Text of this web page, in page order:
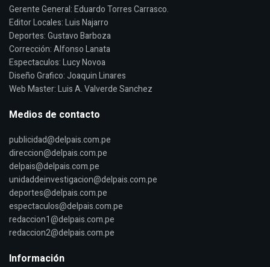
Gerente General: Eduardo Torres Carrasco.
Editor Locales: Luis Najarro
Deportes: Gustavo Barboza
Corrección: Alfonso Lanata
Espectaculos: Lucy Novoa
Diseño Grafico: Joaquin Linares
Web Master: Luis A. Valverde Sanchez
Medios de contacto
publicidad@delpais.com.pe
direccion@delpais.com.pe
delpais@delpais.com.pe
unidaddeinvestigacion@delpais.com.pe
deportes@delpais.com.pe
espectaculos@delpais.com.pe
redaccion1@delpais.com.pe
redaccion2@delpais.com.pe
Información